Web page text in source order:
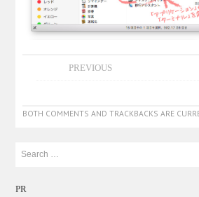
PREVIOUS
BOTH COMMENTS AND TRACKBACKS ARE
PR